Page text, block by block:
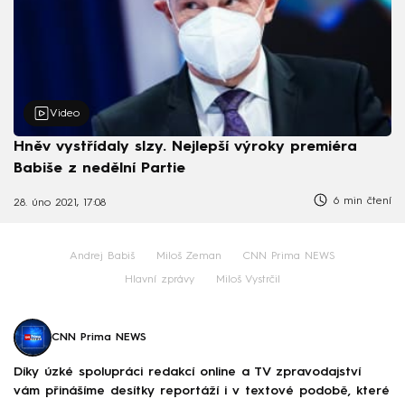
Video
Hněv vystřídaly slzy. Nejlepší výroky premiéra
Babiše z nedělní Partie
28. úno 2021, 17:08 6 min čtení
Andrej Babiš Miloš Zeman CNN Prima NEWS
Hlavní zprávy Miloš Vystrčil
CNN Prima NEWS
Díky úzké spolupráci redakcí online a TV zpravodajství
vám přinášíme desítky reportáží i v textové podobě, které